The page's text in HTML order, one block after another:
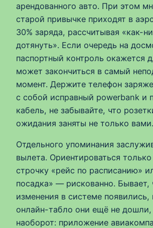
арендованного авто. При этом
старой привычке приходят в
30% заряда, рассчитывая «как-
дотянуть». Если очередь на
паспортный контроль окажется
может закончиться в самый
момент. Держите телефон
с собой исправный powerbank и
кабель, не забывайте, что
ожидания заняты не только вами.
Отдельного упоминания
вылета. Ориентироваться
строчку «рейс по расписанию»
посадка» — рискованно. Бывает,
изменения в системе появились,
онлайн-табло они ещё не
наоборот: приложение